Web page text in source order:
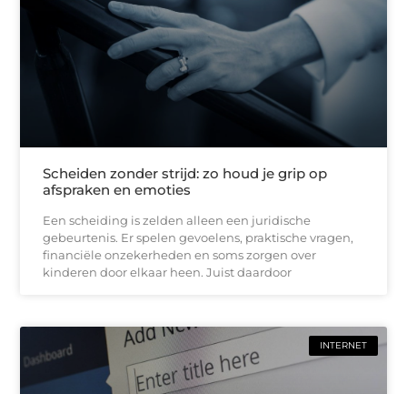
Scheiden zonder strijd: zo houd je grip op
afspraken en emoties
Een scheiding is zelden alleen een juridische
gebeurtenis. Er spelen gevoelens, praktische vragen,
financiële onzekerheden en soms zorgen over
kinderen door elkaar heen. Juist daardoor
INTERNET